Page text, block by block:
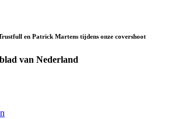
en Patrick Martens tijdens onze covershoot
van Nederland